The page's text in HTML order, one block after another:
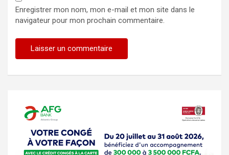
Enregistrer mon nom, mon e-mail et mon site dans le
navigateur pour mon prochain commentaire.